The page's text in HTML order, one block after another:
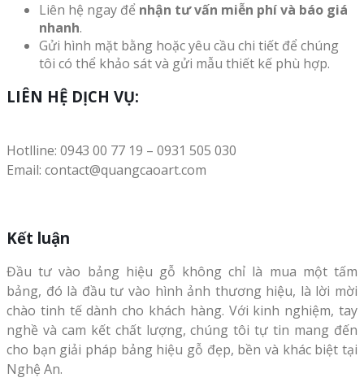
Liên hệ ngay để nhận tư vấn miễn phí và báo giá
nhanh.
Gửi hình mặt bằng hoặc yêu cầu chi tiết để chúng
tôi có thể khảo sát và gửi mẫu thiết kế phù hợp.
LIÊN HỆ DỊCH VỤ:
Hotlline: 0943 00 77 19 – 0931 505 030
Email: contact@quangcaoart.com
Kết luận
Đầu tư vào bảng hiệu gỗ không chỉ là mua một tấm
bảng, đó là đầu tư vào hình ảnh thương hiệu, là lời mời
chào tinh tế dành cho khách hàng. Với kinh nghiệm, tay
nghề và cam kết chất lượng, chúng tôi tự tin mang đến
cho bạn giải pháp bảng hiệu gỗ đẹp, bền và khác biệt tại
Nghệ An.